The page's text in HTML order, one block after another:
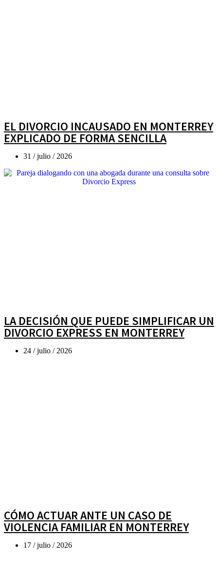
EL DIVORCIO INCAUSADO EN MONTERREY
EXPLICADO DE FORMA SENCILLA
31 / julio / 2026
LA DECISIÓN QUE PUEDE SIMPLIFICAR UN
DIVORCIO EXPRESS EN MONTERREY
24 / julio / 2026
CÓMO ACTUAR ANTE UN CASO DE
VIOLENCIA FAMILIAR EN MONTERREY
17 / julio / 2026